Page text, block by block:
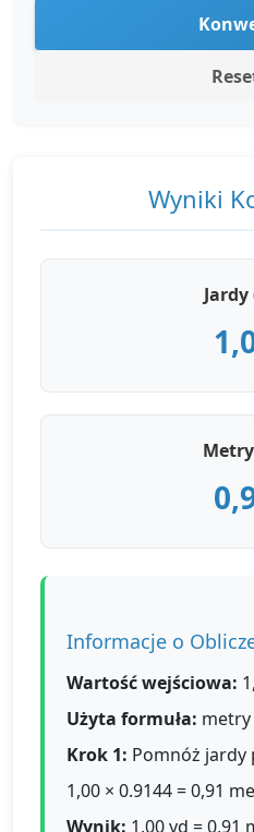
Wyniki
Jardy
Informacje o
Wartość wejściowa:
Użyta formuła: metry
Krok 1: Pomnóż jardy
1,00 × 0.9144 = 0,91
Wynik: 1,00 yd = 0,91